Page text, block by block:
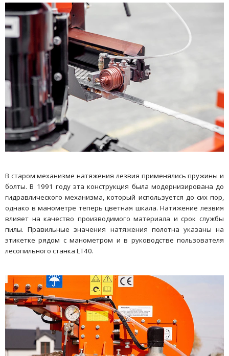
В старом механизме натяжения лезвия применялись пружины и
болты. В 1991 году эта конструкция была модернизирована до
гидравлического механизма, который используется до сих пор,
однако в манометре теперь цветная шкала. Натяжение лезвия
влияет на качество производимого материала и срок службы
пилы. Правильные значения натяжения полотна указаны на
этикетке рядом с манометром и в руководстве пользователя
лесопильного станка LT40.